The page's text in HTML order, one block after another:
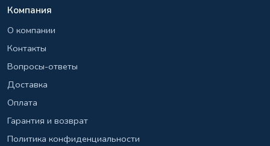
Компания
О компании
Контакты
Вопросы-ответы
Доставка
Оплата
Гарантия и возврат
Политика конфиденциальности